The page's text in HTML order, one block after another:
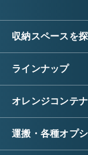
収納スペースを
ラインナップ
オレンジコンテ
運搬・各種オプ